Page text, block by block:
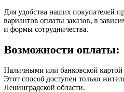
Для удобства наших покупателей
вариантов оплаты заказов, в
и формы сотрудничества.
Возможности оплаты:
Наличными или банковской
Этот способ доступен только
Ленинградской области.